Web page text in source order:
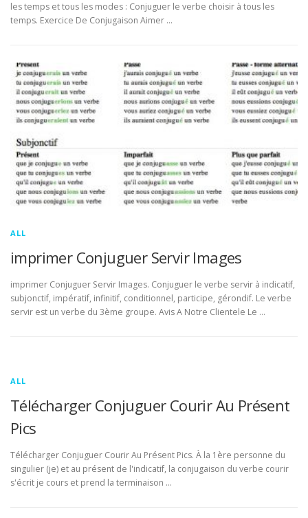
les temps et tous les modes : Conjuguer le verbe choisir à tous les
temps. Exercice De Conjugaison Aimer …
ALL
imprimer Conjuguer Servir Images
imprimer Conjuguer Servir Images. Conjuguer le verbe servir à indicatif,
subjonctif, impératif, infinitif, conditionnel, participe, gérondif. Le verbe
servir est un verbe du 3ème groupe. Avis A Notre Clientele Le …
ALL
Télécharger Conjuguer Courir Au Présent
Pics
Télécharger Conjuguer Courir Au Présent Pics. À la 1ère personne du
singulier (je) et au présent de l'indicatif, la conjugaison du verbe courir
s'écrit je cours et prend la terminaison …